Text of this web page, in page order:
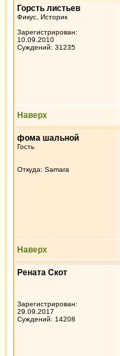
Горсть листьев
Фикус, Историк
Зарегистрирован:
10.09.2010
Суждений: 31235
Наверх
фома шальной
Гость
Откуда: Samara
Наверх
Рената Скот
Зарегистрирован:
29.09.2017
Суждений: 14208